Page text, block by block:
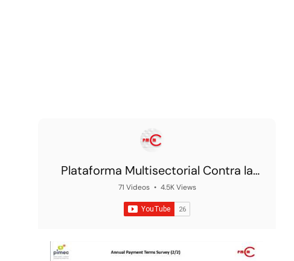
Plataforma Multisectorial Contra la
Morosidad
71 Videos • 4.5K Views